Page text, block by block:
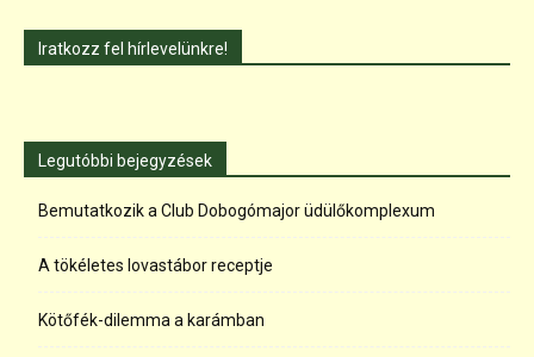
Iratkozz fel hírlevelünkre!
Legutóbbi bejegyzések
Bemutatkozik a Club Dobogómajor üdülőkomplexum
A tökéletes lovastábor receptje
Kötőfék-dilemma a karámban